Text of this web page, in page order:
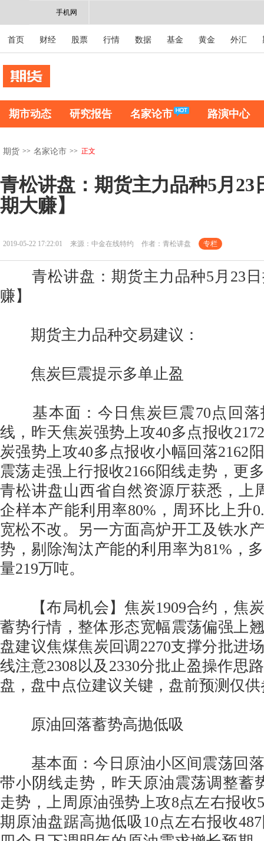
手机网
首页 财经 股票 行情 数据 基金 黄金 外汇
期市动态 研究报告 名家论市 路演中心
期货 >> 名家论市 >> 正文
青松讲盘：期货主力品种5月23
期大赚】
2019-05-22 17:22:01 来源：中金在线特约 作者：青松讲盘 专栏
青松讲盘：期货主力品种5月23日
赚】
期货主力品种交易建议：
焦炭巨震提示多单止盈
基本面：今日焦炭巨震70点回落
线，昨天焦炭强势上攻40多点报收
炭强势上攻40多点报收小幅回落2162
震荡走强上行报收2166阳线走势，更
青松讲盘山西省自然资源厅获悉，上
企样本产能利用率80%，周环比上升
宽松不改。另一方面高炉开工及铁水
势，剔除淘汰产能的利用率为81%，
量219万吨。
【布局机会】焦炭1909合约，焦
蓄势行情，整体形态宽幅震荡偏强上
盘建议焦煤焦炭回调2270支撑分批进
线注意2308以及2330分批止盈操作思
盘，盘中点位建议关键，盘前预测仅
原油回落蓄势高抛低吸
基本面：今日原油小区间震荡回落
带小阴线走势，昨天原油震荡调整蓄
走势，上周原油强势上攻8点左右报收
期原油盘踞高抛低吸10点左右报收